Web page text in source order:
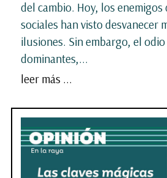
del cambio. Hoy, los enemigos
sociales han visto desvanecer
ilusiones. Sin embargo, el
dominantes,...
leer más ...